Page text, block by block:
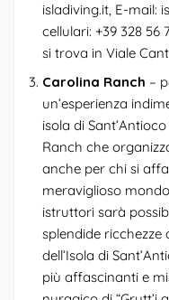
isladiving.it, E-mail:
cellulari: +39 328 56
si trova in Viale
Carolina Ranch –
un’esperienza
isola di
Ranch che
anche per chi si
meraviglioso
istruttori sarà
splendide ricchezze
dell’Isola di
più affascinanti e